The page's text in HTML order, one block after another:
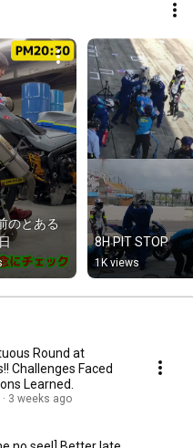
のとある
8H PIT STOP
1K views
Round at
Challenges Faced
Learned.
3 weeks ago